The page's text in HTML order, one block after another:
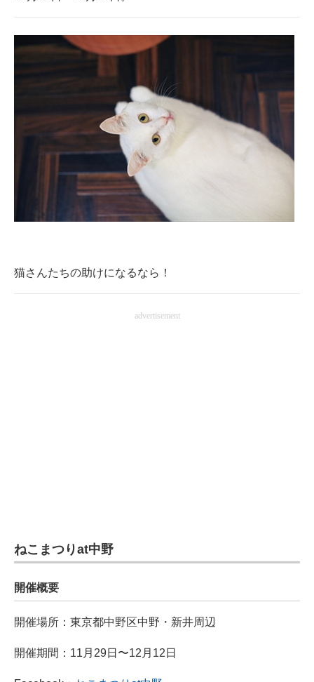
猫さんたちの助けになるなら！
advertisement
ねこまつりat中野
開催概要
開催場所：東京都中野区中野・新井周辺
開催期間：11月29日〜12月12日